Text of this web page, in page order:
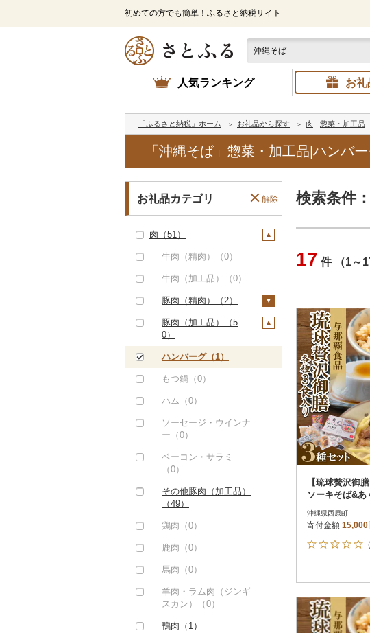
初めての方でも簡単！ふるさと納税サイト
人気ランキング お礼
「ふるさと納税」ホーム お礼品から探す 肉 惣菜・加工品
「沖縄そば」惣菜・加工品|ハンバ
お礼品カテゴリ 解除
肉（51）
牛肉（精肉）（0）
牛肉（加工品）（0）
豚肉（精肉）（2）
ステーキ（0）
すき焼き（0）
しゃぶしゃぶ（1）
その他豚肉（精肉）
豚肉（加工品）（5
0）
ハンバーグ（1）
もつ鍋（0）
ハム（0）
ソーセージ・ウインナ
ー（0）
ベーコン・サラミ
（0）
その他豚肉（加工品）
（49）
鶏肉（0）
鹿肉（0）
馬肉（0）
羊肉・ラム肉（ジンギ
スカン）（0）
鴨肉（1）
検索条件：
決済方法
PayPay
クレジット
Amazon Pay
楽天ペイ
メルペイ
コンビニ支
ソフトバン
d払い
金融機関
17 件 （1～
【琉球贅沢御
ソーキそば&あ
の素&じーまー
沖縄県西原町
寄付金額 15,000